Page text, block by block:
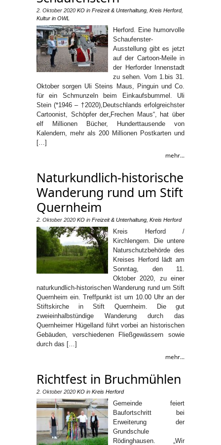
2. Oktober 2020 KO in Freizeit & Unterhaltung Kreis Herford,
Kultur in OWL
Herford. Eine humorvolle
Schaufenster-
Ausstellung gibt es jetzt
auf der Cartoon-Meile in
der Herforder Innenstadt
zu sehen. Vom 1.bis 31.
Oktober sorgen Uli Steins Maus, Pinguin und Co.
für ein Schmunzeln beim Einkaufsbummel. Uli
Stein (*1946 – †2020),Deutschlands erfolgreichster
Cartoonist, Schöpfer der„Frechen Maus“, hat über
elf Millionen Bücher, Hunderttausende von
Kalendern, mehr als 200 Millionen Postkarten und
[…]
mehr...
Naturkundlich-historische
Wanderung rund um Stift
Quernheim
2. Oktober 2020 KO in Freizeit & Unterhaltung Kreis Herford
Kreis Herford /
Kirchlengern. Die untere
Naturschutzbehörde des
Kreises Herford lädt am
Sonntag, den 11.
Oktober 2020, zu einer
naturkundlich-historischen Wanderung rund um Stift
Quernheim ein. Treffpunkt ist um 10.00 Uhr an der
Stiftskirche in Stift Quernheim. Die gut
zweieinhalbstündige Wanderung durch das
Quernheimer Hügelland führt vorbei an historischen
Gebäuden, verschiedenen Fließgewässern sowie
durch das […]
mehr...
Richtfest in Bruchmühlen
2. Oktober 2020 KO in Kreis Herford
Gemeinde feiert
Baufortschritt bei
Erweiterung der
Grundschule
Rödinghausen. „Wir